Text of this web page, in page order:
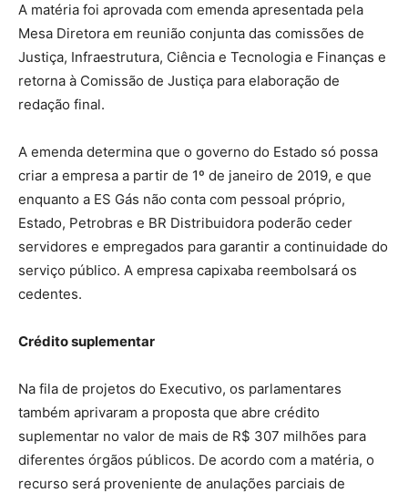
A matéria foi aprovada com emenda apresentada pela
Mesa Diretora em reunião conjunta das comissões de
Justiça, Infraestrutura, Ciência e Tecnologia e Finanças e
retorna à Comissão de Justiça para elaboração de
redação final.
A emenda determina que o governo do Estado só possa
criar a empresa a partir de 1º de janeiro de 2019, e que
enquanto a ES Gás não conta com pessoal próprio,
Estado, Petrobras e BR Distribuidora poderão ceder
servidores e empregados para garantir a continuidade do
serviço público. A empresa capixaba reembolsará os
cedentes.
Crédito suplementar
Na fila de projetos do Executivo, os parlamentares
também aprivaram a proposta que abre crédito
suplementar no valor de mais de R$ 307 milhões para
diferentes órgãos públicos. De acordo com a matéria, o
recurso será proveniente de anulações parciais de